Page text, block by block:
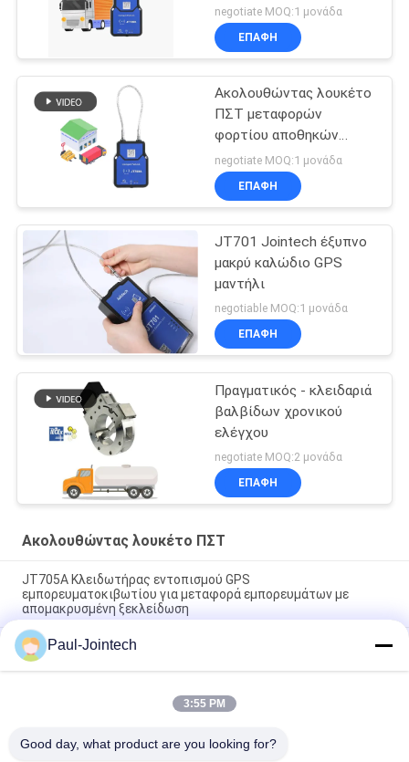
φορτηγών
negotiate MOQ:1 μονάδα
ΕΠΑΦΉ
Ακολουθώντας λουκέτο
ΠΣΤ μεταφορών
φορτίου αποθηκών
εμπορευμάτων
negotiate MOQ:1 μονάδα
ΕΠΑΦΉ
JT701 Jointech έξυπνο
μακρύ καλώδιο GPS
μαντήλι
negotiable MOQ:1 μονάδα
ΕΠΑΦΉ
Πραγματικός - κλειδαριά
βαλβίδων χρονικού
ελέγχου
negotiate MOQ:2 μονάδα
ΕΠΑΦΉ
Ακολουθώντας λουκέτο ΠΣΤ
JT705A Κλειδωτήρας εντοπισμού GPS
εμπορευματοκιβωτίου για μεταφορά εμπορευμάτων με
απομακρυσμένη ξεκλείδωση
Αντικλεπτικό ακολουθώντας λουκέτο ΠΣΤ μπαταριών
15000mAh με τον τηλεχειρισμό
Τζόιντεκ JT709A Κωνσταντινούπολη GPS παρακολούθηση
μπουλόνι Αδιάβροχο φορτηγό Βαν GPS ηλεκτρονική
Paul-Jointech
3:55 PM
Good day, what product are you looking for?